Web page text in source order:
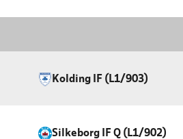
Kolding IF (L1/903)
Silkeborg IF Q (L1/902)